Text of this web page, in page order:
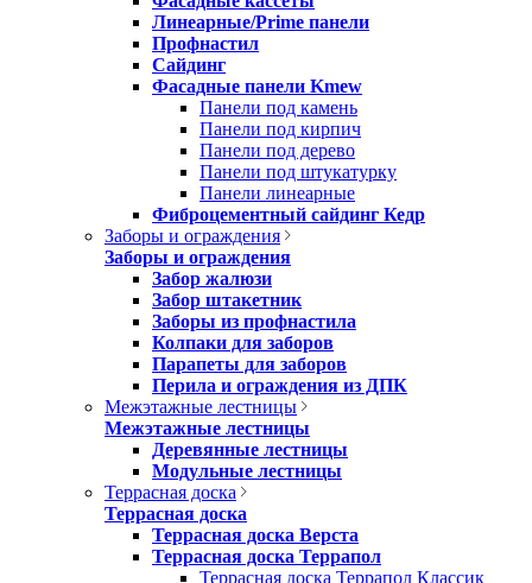
Линеарные/Prime панели
Профнастил
Сайдинг
Фасадные панели Kmew
Панели под камень
Панели под кирпич
Панели под дерево
Панели под штукатурку
Панели линеарные
Фиброцементный сайдинг Кедр
Заборы и ограждения
Заборы и ограждения
Забор жалюзи
Забор штакетник
Заборы из профнастила
Колпаки для заборов
Парапеты для заборов
Перила и ограждения из ДПК
Межэтажные лестницы
Межэтажные лестницы
Деревянные лестницы
Модульные лестницы
Террасная доска
Террасная доска
Террасная доска Верста
Террасная доска Террапол
Террасная доска Террапол Классик